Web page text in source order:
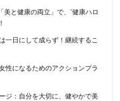
美と健康の両立」で、"健康ハロ
一日にして成らず！継続するこ
性になるためのアクションプラ
ジ：自分を大切に、健やかで美